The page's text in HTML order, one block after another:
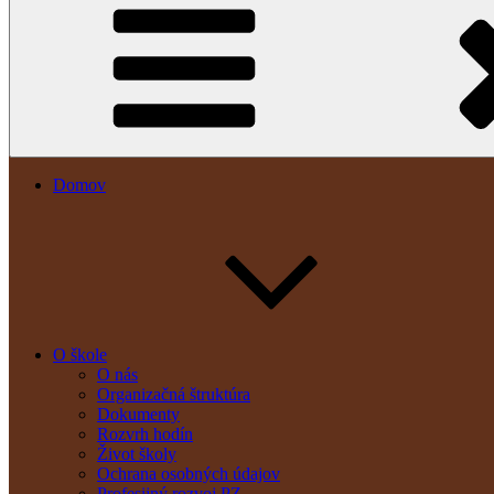
Domov
O škole
O nás
Organizačná štruktúra
Dokumenty
Rozvrh hodín
Život školy
Ochrana osobných údajov